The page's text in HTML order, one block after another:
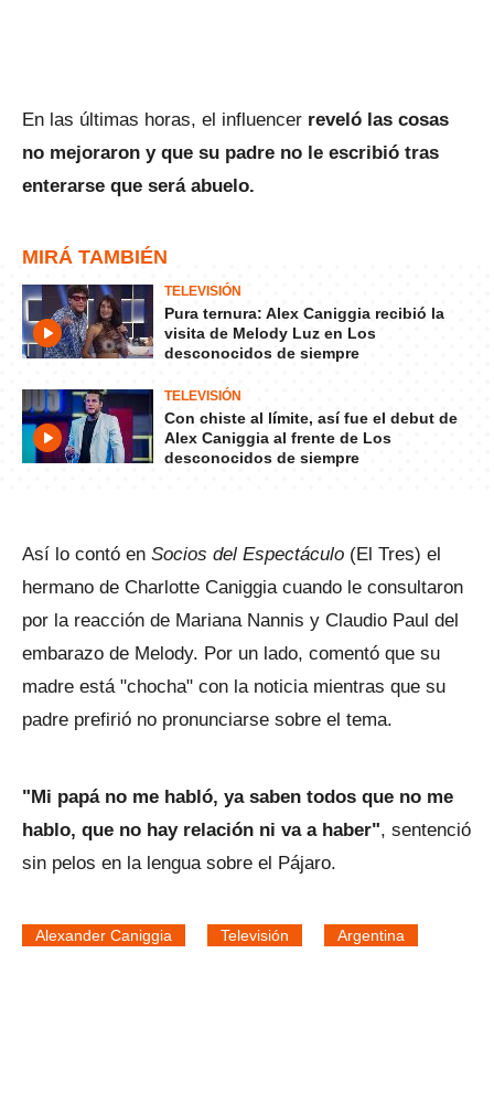
En las últimas horas, el influencer reveló las cosas
no mejoraron y que su padre no le escribió tras
enterarse que será abuelo.
MIRÁ TAMBIÉN
TELEVISIÓN
Pura ternura: Alex Caniggia recibió la
visita de Melody Luz en Los
desconocidos de siempre
TELEVISIÓN
Con chiste al límite, así fue el debut de
Alex Caniggia al frente de Los
desconocidos de siempre
Así lo contó en Socios del Espectáculo (El Tres) el
hermano de Charlotte Caniggia cuando le consultaron
por la reacción de Mariana Nannis y Claudio Paul del
embarazo de Melody. Por un lado, comentó que su
madre está "chocha" con la noticia mientras que su
padre prefirió no pronunciarse sobre el tema.
"Mi papá no me habló, ya saben todos que no me
hablo, que no hay relación ni va a haber", sentenció
sin pelos en la lengua sobre el Pájaro.
Alexander Caniggia Televisión Argentina